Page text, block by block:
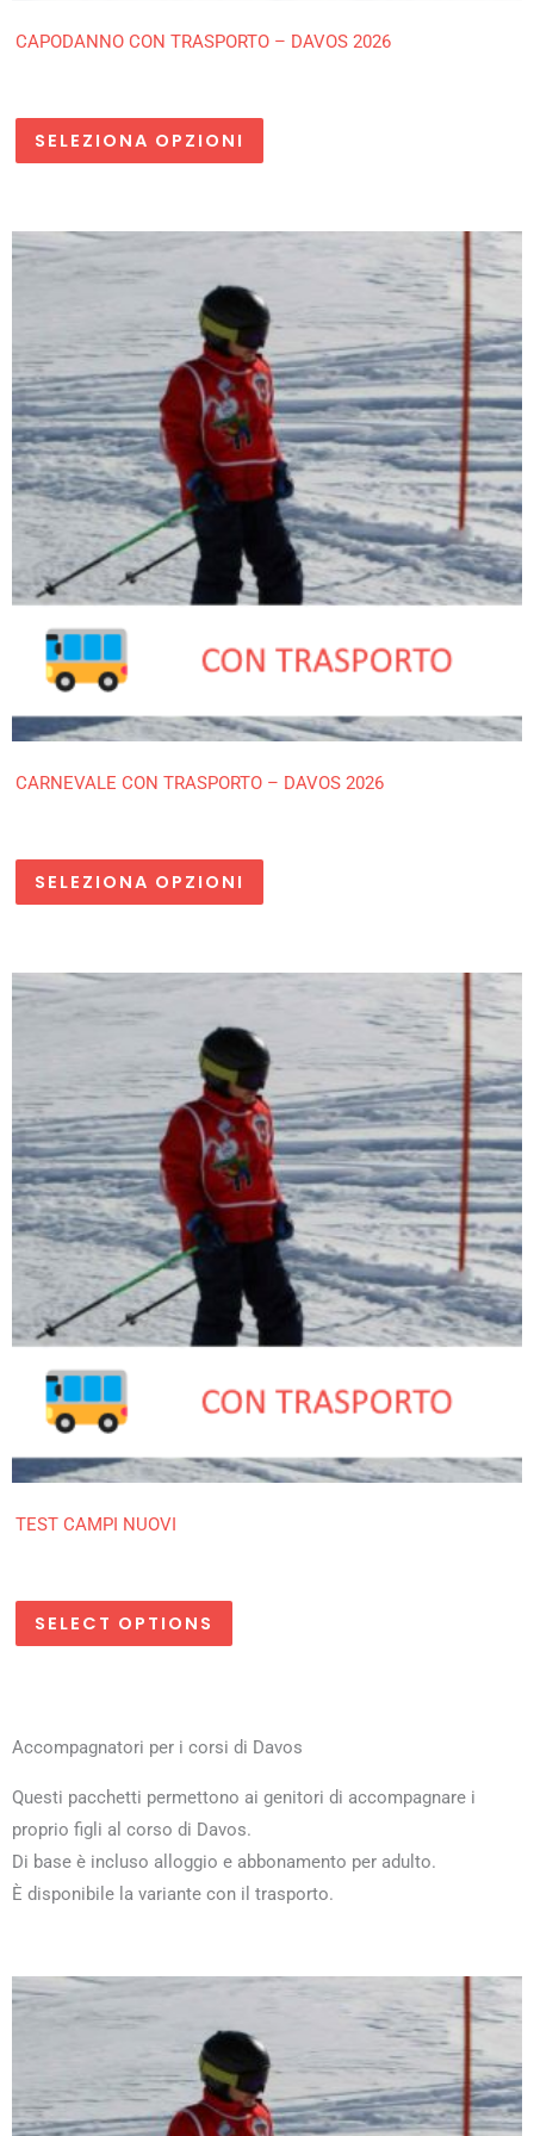
CAPODANNO CON TRASPORTO – DAVOS 2026
SELEZIONA OPZIONI
CARNEVALE CON TRASPORTO – DAVOS 2026
SELEZIONA OPZIONI
TEST CAMPI NUOVI
SELECT OPTIONS
Accompagnatori per i corsi di Davos
Questi pacchetti permettono ai genitori di accompagnare i
proprio figli al corso di Davos.
Di base è incluso alloggio e abbonamento per adulto.
È disponibile la variante con il trasporto.
ha
più
varianti.
ha
più
varianti.
ha
più
varianti.
ha
più
varianti.